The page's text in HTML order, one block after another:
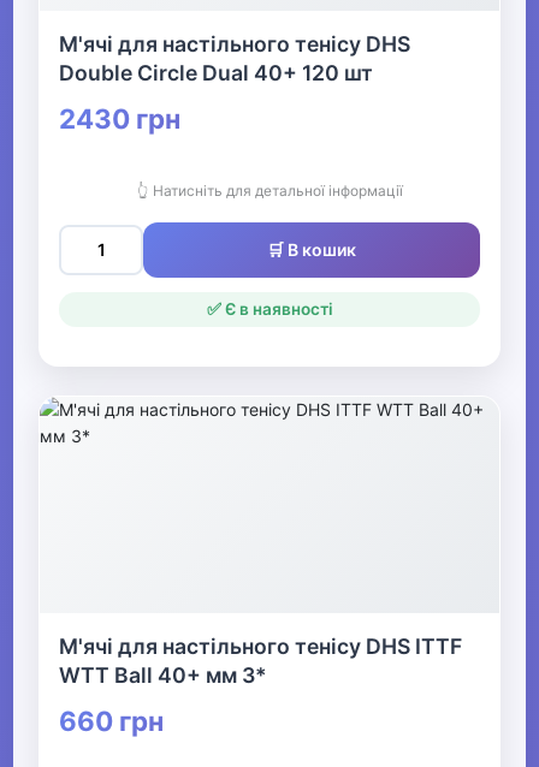
М'ячі для настільного тенісу DHS
Double Circle Dual 40+ 120 шт
2430 грн
👆 Натисніть для детальної інформації
🛒 В кошик
✅ Є в наявності
М'ячі для настільного тенісу DHS ITTF
WTT Ball 40+ мм 3*
660 грн